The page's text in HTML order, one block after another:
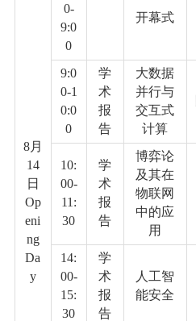
8月
14
日
Op
eni
ng
Da
y
0-
9:0
0
开幕式
9:0
0-1
0:0
0
学
术
报
告
大数据
并行与
交互式
计算
10:
00-
11:
30
学
术
报
告
博弈论
及其在
物联网
中的应
用
14:
00-
15:
30
学
术
报
告
人工智
能安全